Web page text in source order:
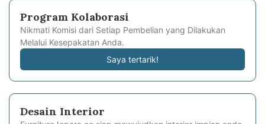
Program Kolaborasi
Nikmati Komisi dari Setiap Pembelian yang Dilakukan
Melalui Kesepakatan Anda.
Saya tertarik!
Desain Interior